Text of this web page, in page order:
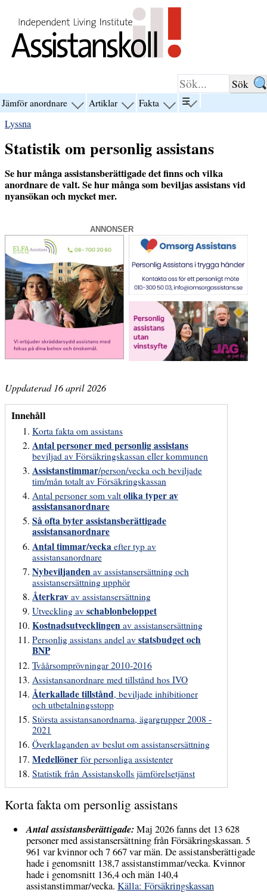
Jämför anordnare visa Artiklar visa Fakta visa
☰visa
menyn
Lyssna
Statistik om personlig assistans
Se hur många assistansberättigade det finns och vilka
anordnare de valt. Se hur många som beviljas assistans vid
nyansökan och mycket mer.
ANNONSER
Uppdaterad 16 april 2026
Innehåll
Korta fakta om assistans
Antal personer med personlig assistans
beviljad av Försäkringskassan eller kommunen
Assistanstimmar/person/vecka och beviljade
tim/mån totalt av Försäkringskassan
Antal personer som valtolika typer av
assistansanordnare
Så ofta byter assistansberättigade
assistansanordnare
Antal timmar/vecka efter typ av
assistansanordnare
Nybeviljanden av assistansersättning och
assistansersättning upphör
Återkravav assistansersättning
Utveckling avschablonbeloppet
Kostnadsutvecklingenav assistansersättning
Personlig assistans andel avstatsbudget och
BNP
Tvåårsomprövningar 2010-2016
Assistansanordnare med tillstånd hos IVO
Återkallade tillstånd, beviljade inhibitioner
och utbetalningsstopp
Största assistansanordnarna, ägargrupper 2008 -
2021
Överklaganden av beslut om assistansersättning
Medellönerför personliga assistenter
Statistik från Assistanskolls jämförelsetjänst
Korta fakta om personlig assistans
Antal assistansberättigade:Maj 2026 fanns det 13 628
personer med assistansersättning från Försäkringskassan. 5
961 var kvinnor och 7 667 var män. De assistansberättigade
hade i genomsnitt 138,7 assistanstimmar/vecka. Kvinnor
hade i genomsnitt 136,4 och män 140,4
assistanstimmar/vecka. Källa: Försäkringskassan